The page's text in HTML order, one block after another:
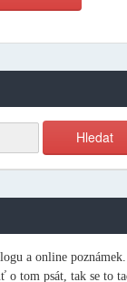
a online
o tom psát, tak se to